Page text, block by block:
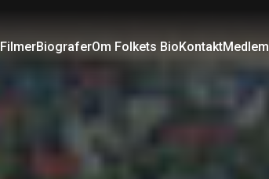
FilmerBiograferOm Folkets BioKontaktMedlem